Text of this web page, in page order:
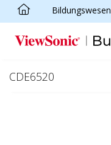
Skip to main content
Bildungswesen
CDE6520